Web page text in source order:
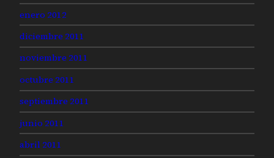
enero 2012
diciembre 2011
noviembre 2011
octubre 2011
septiembre 2011
junio 2011
abril 2011